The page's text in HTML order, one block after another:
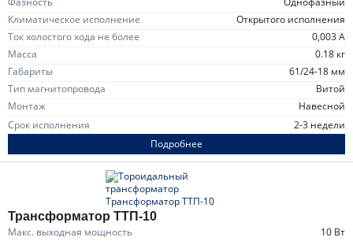
Климатическое исполнение
открытого исполнения
Ток холостого хода не более
0,003 А
Масса
0.18 кг
Габариты
61/24-18 мм
Тип магнитопровода
витой
Монтаж
навесной
Срок исполнения
2-3 недели
Подробнее
Трансформатор ТТП-10
Макс. выходная мощность
10 Вт